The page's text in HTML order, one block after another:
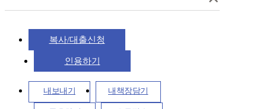
복사/대출신청
인용하기
내보내기 내책장담기